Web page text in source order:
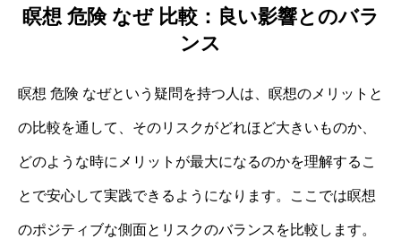
瞑想 危険 なぜ 比較：良い影響とのバラ
ンス
瞑想 危険 なぜという疑問を持つ人は、瞑想のメリットと
の比較を通して、そのリスクがどれほど大きいものか、
どのような時にメリットが最大になるのかを理解するこ
とで安心して実践できるようになります。ここでは瞑想
のポジティブな側面とリスクのバランスを比較します。